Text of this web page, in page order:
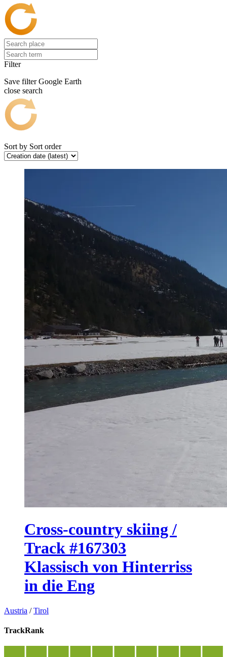
Filter
Save filter Google Earth
close search
Sort by Sort order
Cross-country skiing /
Track #167303
Klassisch von Hinterriss
in die Eng
Austria /Tirol
TrackRank